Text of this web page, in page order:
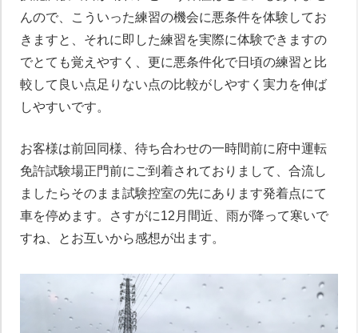
んので、こういった練習の機会に悪条件を体験してお
きますと、それに即した練習を実際に体験できますの
でとても覚えやすく、更に悪条件化で日頃の練習と比
較して良い点足りない点の比較がしやすく実力を伸ば
しやすいです。
お客様は前回同様、待ち合わせの一時間前に府中運転
免許試験場正門前にご到着されておりまして、合流し
ましたらそのまま試験控室の先にあります発着点にて
車を停めます。さすがに12月間近、雨が降って寒いで
すね、とお互いから感想が出ます。